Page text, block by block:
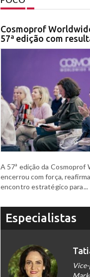
Cosmoprof
57ª edição com
A 57ª edição da Cosmoprof
encerrou com força,
encontro estratégico para...
Especialistas